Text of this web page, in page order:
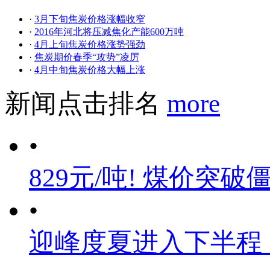
· 3月下旬焦炭价格涨幅收窄
· 2016年河北将压减焦化产能600万吨
· 4月上旬焦炭价格涨势强劲
· 焦炭期价春季“攻势”凌厉
· 4月中旬焦炭价格大幅上涨
新闻点击排名 more
•
829元/吨! 煤价突破
•
迎峰度夏进入下半